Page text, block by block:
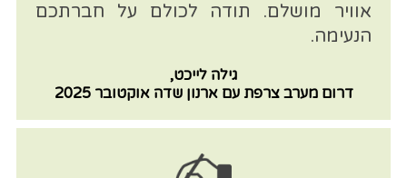
אוויר מושלם. תודה לכולם על חברתכם
הנעימה.
גילה לייכט,
דרום מערב צרפת עם ארנון שדה אוקטובר 2025